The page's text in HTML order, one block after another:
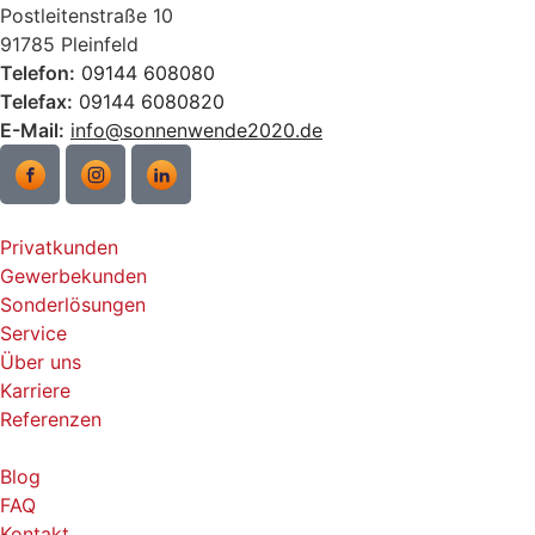
Postleitenstraße 10
91785 Pleinfeld
Telefon: 09144 608080
Telefax: 09144 6080820
E-Mail: info@sonnenwende2020.de
Privatkunden
Gewerbekunden
Sonderlösungen
Service
Über uns
Karriere
Referenzen
Blog
FAQ